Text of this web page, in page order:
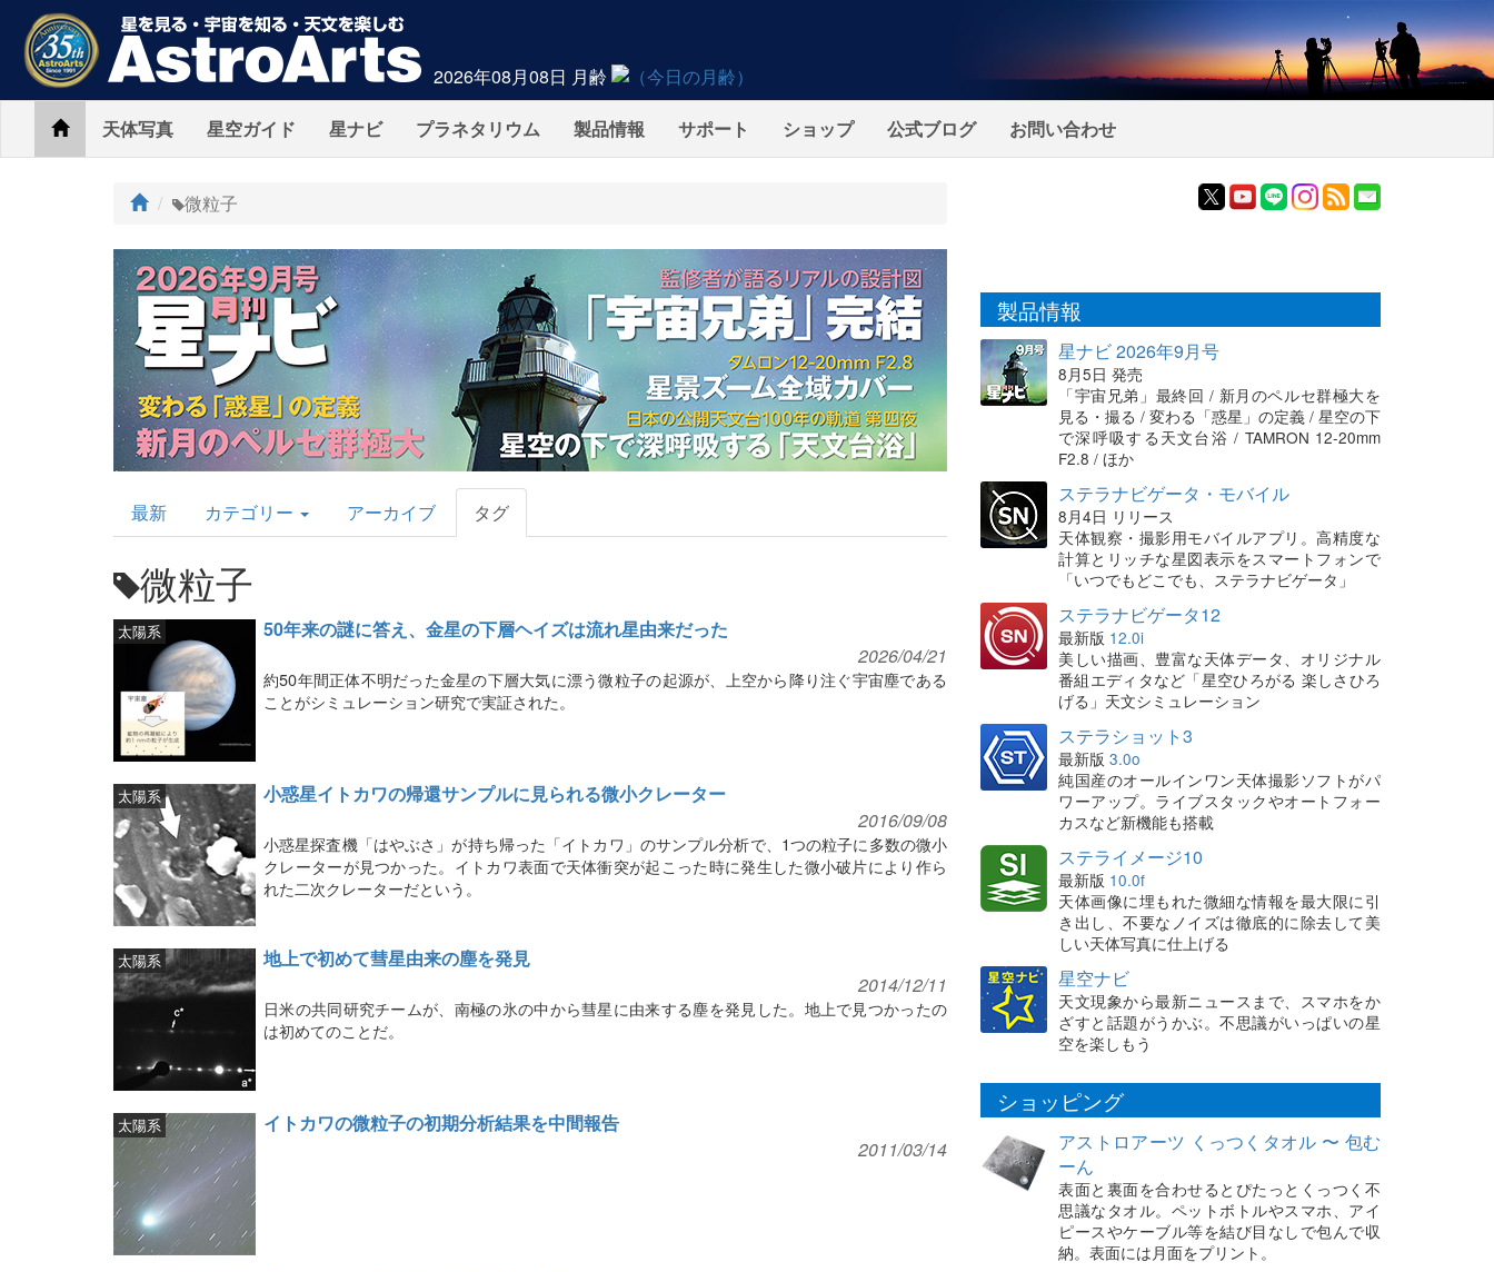
2026年08月08日 月齢
Home天体写真 星空ガイド 星ナビ プラネタリウム 製品情報 サポート ショップ 公式ブログ お問い合わせ
ト
プ
微粒子
AstroArts
Topics
最新 カテゴリー アーカイブ タグ
微粒子
50年来の謎に答え、金星の下層ヘイズは流れ星由来だった
太陽系
2026/04/21
約50年間正体不明だった金星の下層大気に漂う微粒子の起源が、上空から降り注ぐ宇宙塵である
ことがシミュレーション研究で実証された。
小惑星イトカワの帰還サンプルに見られる微小クレーター
太陽系
2016/09/08
小惑星探査機「はやぶさ」が持ち帰った「イトカワ」のサンプル分析で、1つの粒子に多数の微小
クレーターが見つかった。イトカワ表面で天体衝突が起こった時に発生した微小破片により作ら
れた二次クレーターだという。
地上で初めて彗星由来の塵を発見
太陽系
2014/12/11
日米の共同研究チームが、南極の氷の中から彗星に由来する塵を発見した。地上で見つかったの
は初めてのことだ。
イトカワの微粒子の初期分析結果を中間報告
太陽系
2011/03/14
製品情報
星ナビ 2026年9月号
8月5日 発売
「宇宙兄弟」最終回 / 新月のペルセ群極大を
見る・撮る / 変わる「惑星」の定義 / 星空の下
で深呼吸する天文台浴 / TAMRON 12-20mm
F2.8 / ほか
ステラナビゲータ・モバイル
8月4日 リリース
天体観察・撮影用モバイルアプリ。高精度な
計算とリッチな星図表示をスマートフォンで
「いつでもどこでも、ステラナビゲータ」
ステラナビゲータ12
最新版 12.0i
美しい描画、豊富な天体データ、オリジナル
番組エディタなど「星空ひろがる 楽しさひろ
げる」天文シミュレーション
ステラショット3
最新版 3.0o
純国産のオールインワン天体撮影ソフトがパ
ワーアップ。ライブスタックやオートフォー
カスなど新機能も搭載
ステライメージ10
最新版 10.0f
天体画像に埋もれた微細な情報を最大限に引
き出し、不要なノイズは徹底的に除去して美
しい天体写真に仕上げる
星空ナビ
天文現象から最新ニュースまで、スマホをか
ざすと話題がうかぶ。不思議がいっぱいの星
空を楽しもう
ショッピング
アストロアーツ くっつくタオル 〜 包む
ーん
表面と裏面を合わせるとぴたっとくっつく不
思議なタオル。ペットボトルやスマホ、アイ
ピースやケーブル等を結び目なしで包んで収
納。表面には月面をプリント。